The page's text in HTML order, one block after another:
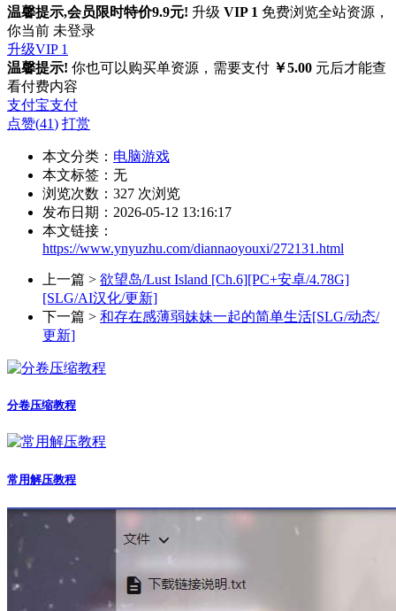
温馨提示,会员限时特价9.9元! 升级 VIP 1 免费浏览全站资源，
你当前 未登录
升级VIP 1
温馨提示! 你也可以购买单资源，需要支付 ￥5.00 元后才能查
看付费内容
支付宝支付
点赞(41) 打赏
本文分类： 电脑游戏
本文标签：无
浏览次数： 327 次浏览
发布日期：2026-05-12 13:16:17
本文链接：
https://www.ynyuzhu.com/diannaoyouxi/272131.html
上一篇 > 欲望岛/Lust Island [Ch.6][PC+安卓/4.78G]
[SLG/AI汉化/更新]
下一篇 > 和存在感薄弱妹妹一起的简单生活[SLG/动态/
更新]
分卷压缩教程
常用解压教程